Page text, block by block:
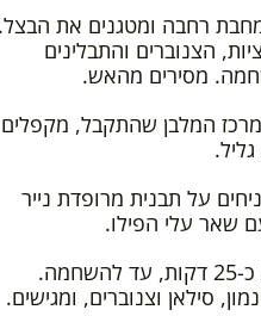
רחבה ומטגנים את הבצל.
הצנוברים והתבלינים
מסירים מהאש.
במרכז המלבן שהתקבל, מקפלים
על תבנית מרופדת נייר
שאר עלי הפילו.
אופים בחום של 180 מעלות כ-25 דקות, עד להשחמה.
סילאן וצנוברים, ומגישים.